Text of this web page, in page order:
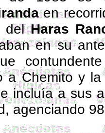
en
delHaras
en su
aChemito y la
incluía a sus
, agenciando